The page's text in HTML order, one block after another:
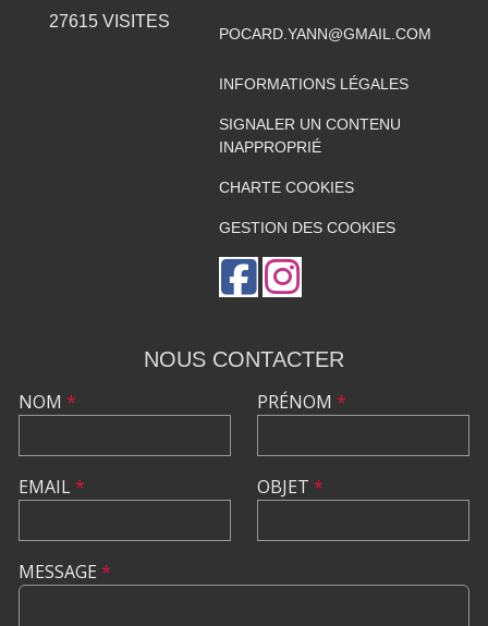
27615VISITES
POCARD.YANN@GMAIL.COM
INFORMATIONS LÉGALES
SIGNALER UN CONTENU
INAPPROPRIÉ
CHARTE COOKIES
GESTION DES COOKIES
NOUS CONTACTER
NOM *
EMAIL*
PRÉNOM *
OBJET *
MESSAGE *